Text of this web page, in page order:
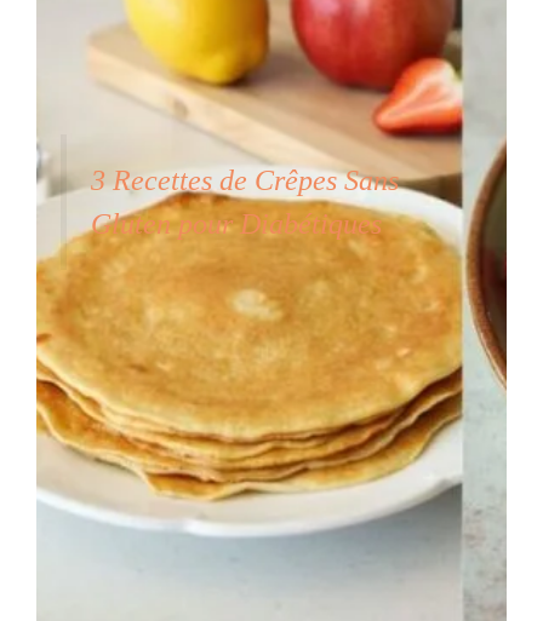
3 Recettes de Crêpes Sans
Gluten pour Diabétiques